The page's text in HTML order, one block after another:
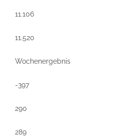
11.106
11.520
Wochenergebnis
-397
290
289